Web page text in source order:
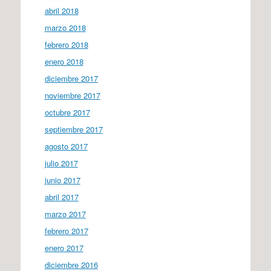
abril 2018
marzo 2018
febrero 2018
enero 2018
diciembre 2017
noviembre 2017
octubre 2017
septiembre 2017
agosto 2017
julio 2017
junio 2017
abril 2017
marzo 2017
febrero 2017
enero 2017
diciembre 2016